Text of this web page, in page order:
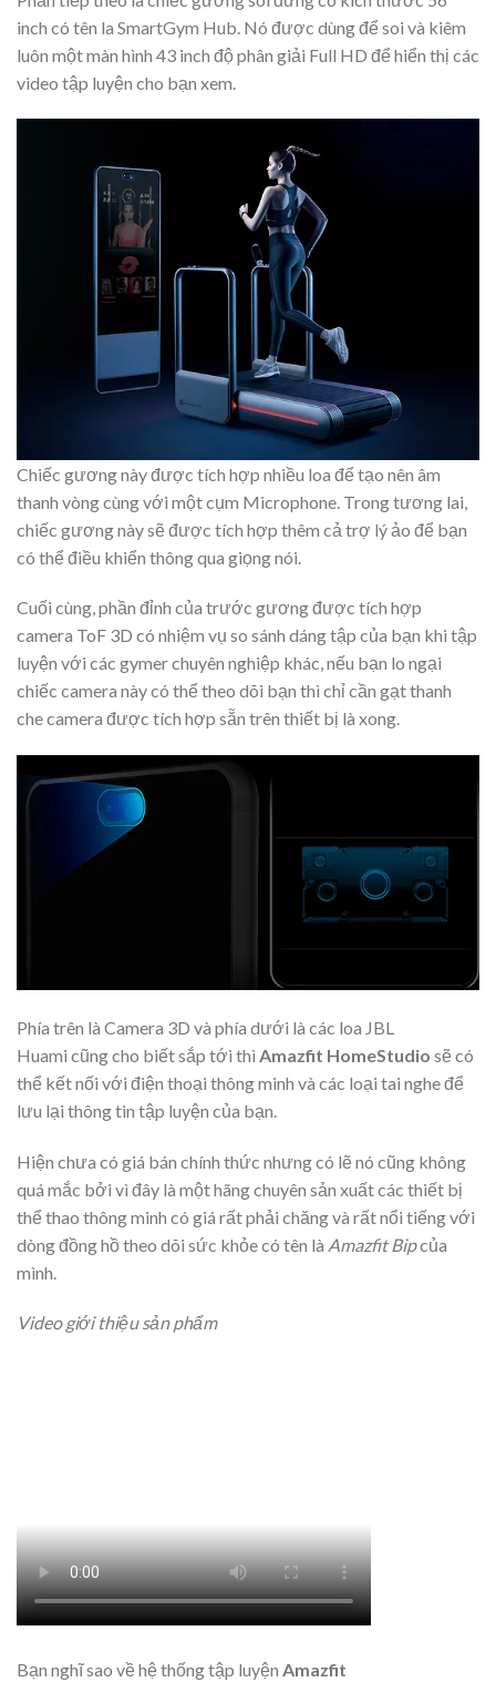
inch có tên la SmartGym Hub. Nó được dùng để soi và kiêm
luôn một màn hình 43 inch độ phân giải Full HD để hiển thị các
video tập luyện cho bạn xem.
Chiếc gương này được tích hợp nhiều loa để tạo nên âm
thanh vòng cùng với một cụm Microphone. Trong tương lai,
chiếc gương này sẽ được tích hợp thêm cả trợ lý ảo để bạn
có thể điều khiển thông qua giọng nói.
Cuối cùng, phần đỉnh của trước gương được tích hợp
camera ToF 3D có nhiệm vụ so sánh dáng tập của bạn khi tập
luyện với các gymer chuyên nghiệp khác, nếu bạn lo ngại
chiếc camera này có thể theo dõi bạn thì chỉ cần gạt thanh
che camera được tích hợp sẵn trên thiết bị là xong.
Phía trên là Camera 3D và phía dưới là các loa JBL
Huami cũng cho biết sắp tới thìAmazfit HomeStudio sẽ có
thể kết nối với điện thoại thông minh và các loại tai nghe để
lưu lại thông tin tập luyện của bạn.
Hiện chưa có giá bán chính thức nhưng có lẽ nó cũng không
quá mắc bởi vì đây là một hãng chuyên sản xuất các thiết bị
thể thao thông minh có giá rất phải chăng và rất nổi tiếng với
dòng đồng hồ theo dõi sức khỏe có tên là Amazfit Bipcủa
mình.
Video giới thiệu sản phẩm
Bạn nghĩ sao về hệ thống tập luyện Amazfit